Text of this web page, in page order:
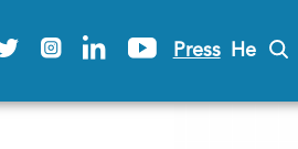
Press He